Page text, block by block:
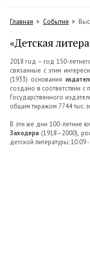
Главная События
«Детская
2018 год – год 150-
связанные с этим
(1933) основания
создано в соответствии
Государственного
общим тиражом 7744 тыс.
В эти же дни 100-летние
Заходера (1918–2000),
детской литературы;